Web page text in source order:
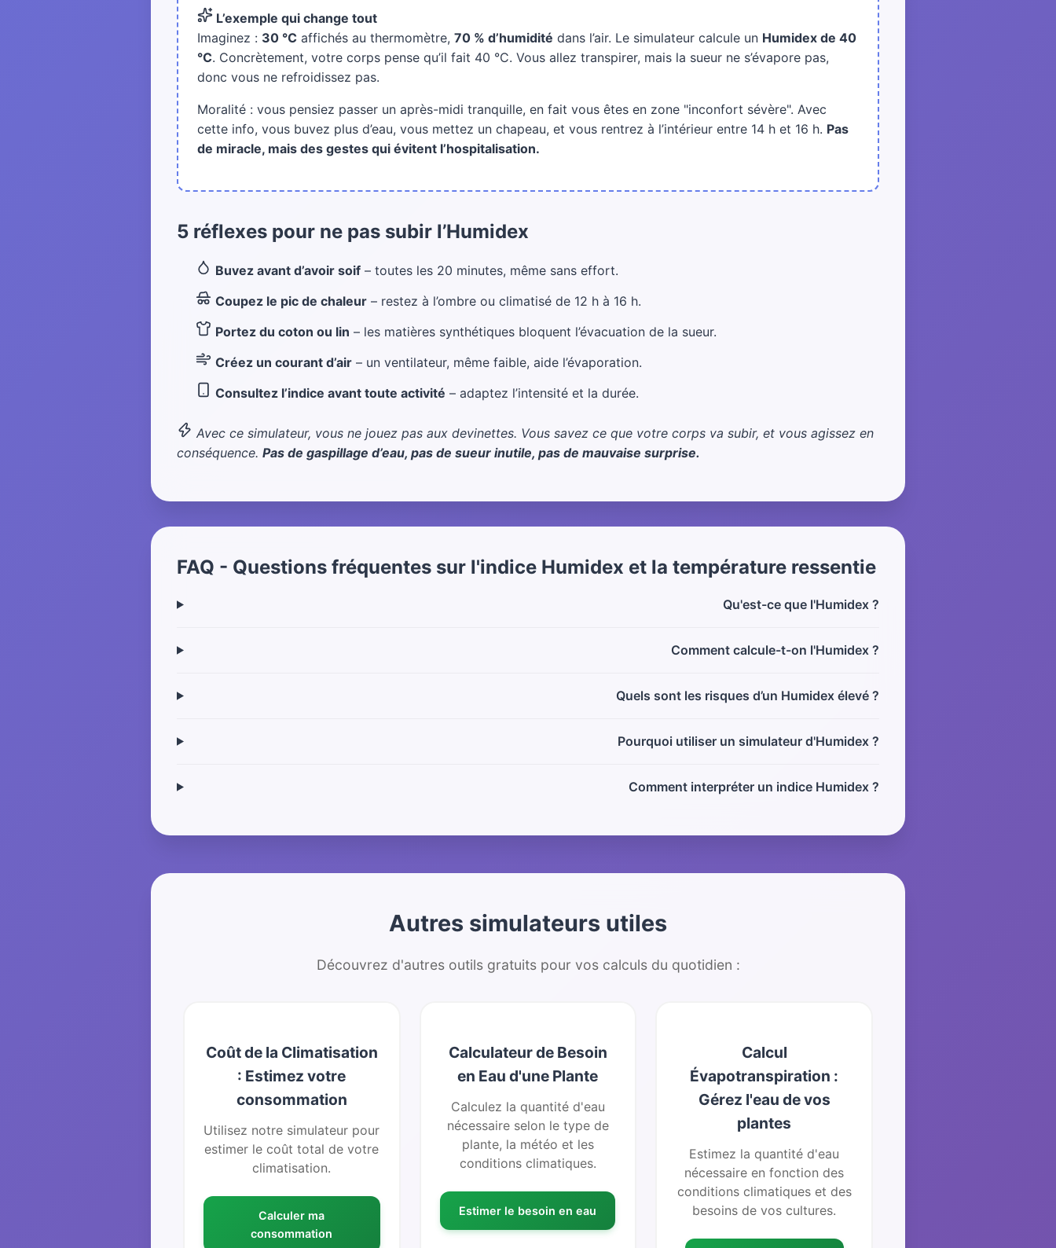
L’exemple qui change tout
Imaginez : 30 °C affichés au thermomètre, 70 % d’humidité dans l’air. Le simulateur calcule un Humidex de 40
°C. Concrètement, votre corps pense qu’il fait 40 °C. Vous allez transpirer, mais la sueur ne s’évapore pas,
donc vous ne refroidissez pas.
Moralité : vous pensiez passer un après-midi tranquille, en fait vous êtes en zone "inconfort sévère". Avec
cette info, vous buvez plus d’eau, vous mettez un chapeau, et vous rentrez à l’intérieur entre 14 h et 16 h. Pas
de miracle, mais des gestes qui évitent l’hospitalisation.
5 réflexes pour ne pas subir l’Humidex
Buvez avant d’avoir soif – toutes les 20 minutes, même sans effort.
Coupez le pic de chaleur – restez à l’ombre ou climatisé de 12 h à 16 h.
Portez du coton ou lin – les matières synthétiques bloquent l’évacuation de la sueur.
Créez un courant d’air – un ventilateur, même faible, aide l’évaporation.
Consultez l’indice avant toute activité – adaptez l’intensité et la durée.
Avec ce simulateur, vous ne jouez pas aux devinettes. Vous savez ce que votre corps va subir, et vous agissez en
conséquence. Pas de gaspillage d’eau, pas de sueur inutile, pas de mauvaise surprise.
FAQ - Questions fréquentes sur l'indice Humidex et la température ressentie
Qu'est-ce que l'Humidex ?
Comment calcule-t-on l'Humidex ?
Quels sont les risques d’un Humidex élevé ?
Pourquoi utiliser un simulateur d'Humidex ?
Comment interpréter un indice Humidex ?
Autres simulateurs utiles
Découvrez d'autres outils gratuits pour vos calculs du quotidien :
Coût de la Climatisation
: Estimez votre
consommation
Utilisez notre simulateur pour
estimer le coût total de votre
climatisation.
Calculer ma
consommation
Calculateur de Besoin
en Eau d'une Plante
Calculez la quantité d'eau
nécessaire selon le type de
plante, la météo et les
conditions climatiques.
Estimer le besoin en eau
Calcul
Évapotranspiration :
Gérez l'eau de vos
plantes
Estimez la quantité d'eau
nécessaire en fonction des
conditions climatiques et des
besoins de vos cultures.